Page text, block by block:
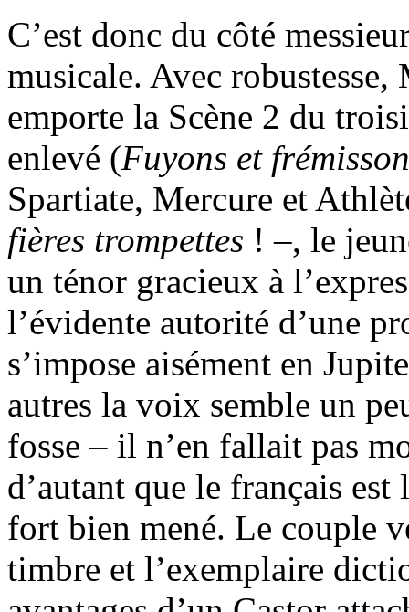
C’est donc du côté
musicale. Avec
emporte la Scène 2 du
enlevé (Fuyons et
Spartiate, Mercure et
fières trompettes ! –, le
un ténor gracieux à
l’évidente autorité d’une
s’impose aisément en
autres la voix semble un
fosse – il n’en fallait pas
d’autant que le français
fort bien mené. Le couple
timbre et l’exemplaire